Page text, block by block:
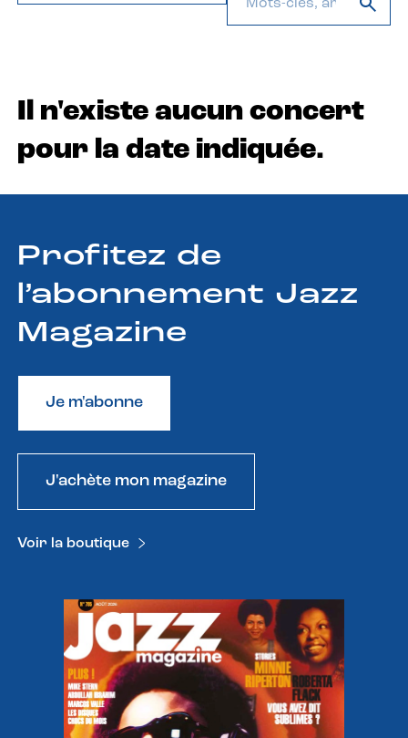
Il n'existe aucun concert
pour la date indiquée.
Profitez de
l’abonnement Jazz
Magazine
Je m'abonne
J'achète mon magazine
Voir la boutique